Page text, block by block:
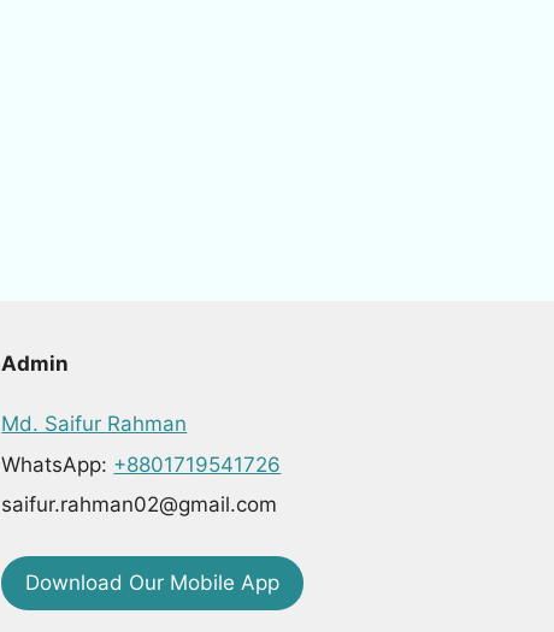
Admin
Md. Saifur Rahman
WhatsApp: +8801719541726
saifur.rahman02@gmail.com
Download Our Mobile App